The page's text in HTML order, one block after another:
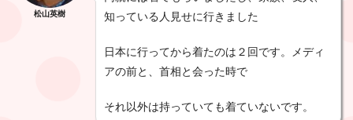
松山英樹
知っている人見せに行きました
日本に行ってから着たのは２回です。メディ
アの前と、首相と会った時で
それ以外は持っていても着ていないです。